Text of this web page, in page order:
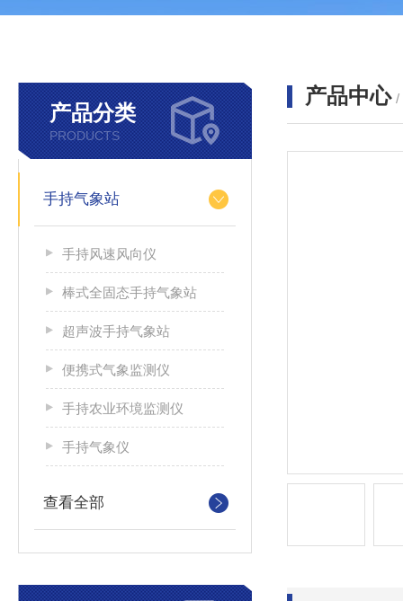
产品分类
PRODUCTS
手持气象站
手持风速风向仪
棒式全固态手持气象站
超声波手持气象站
便携式气象监测仪
手持农业环境监测仪
手持气象仪
查看全部
产品中心 /